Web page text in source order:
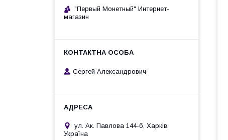
"Первый Монетный" Интернет-
магазин
Сергей Александрович
ул. Ак. Павлова 144-б, Харків,
Україна